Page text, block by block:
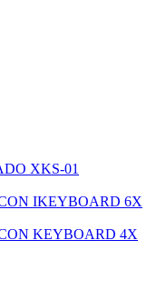
XKS-01
IKEYBOARD 6X
KEYBOARD 4X